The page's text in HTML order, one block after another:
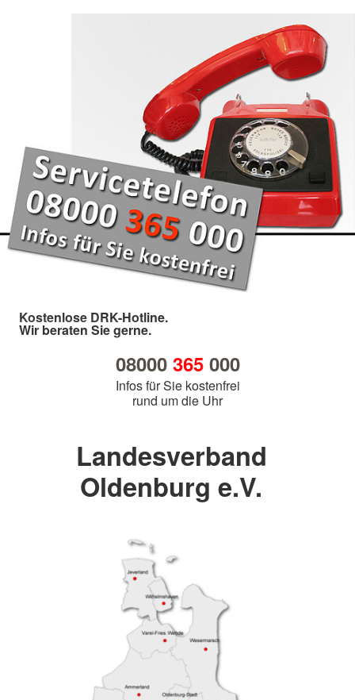
Kostenlose DRK-Hotline.
Wir beraten Sie gerne.
08000 365000
Infos für Sie kostenfrei
rund um die Uhr
Landesverband
Oldenburg e.V.